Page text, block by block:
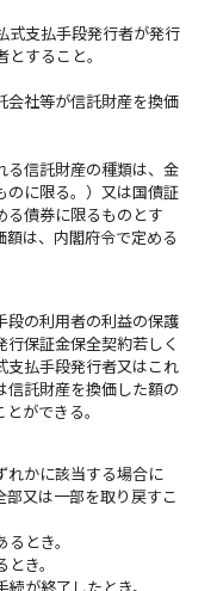
式支払手段発行者が発行
すること。
会社等が信託財産を換価
る信託財産の種類は、金
のに限る。）又は国債証
る債券に限るものとす
は、内閣府令で定める
段の利用者の利益の保護
保証金保全契約若しく
支払手段発行者又はこれ
信託財産を換価した額の
ができる。
れかに該当する場合に
又は一部を取り戻すこ
とき。
き。
が終了したとき。